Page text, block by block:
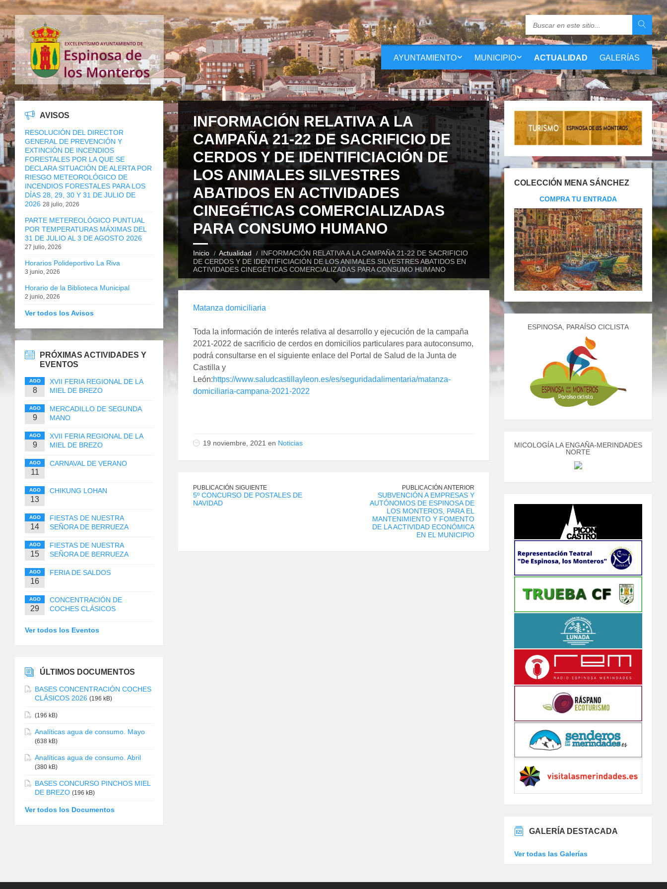
AYUNTAMIENTO MUNICIPIO ACTUALIDAD GALERÍAS
INFORMACIÓN RELATIVA A LA
CAMPAÑA 21-22 DE SACRIFICIO DE
CERDOS Y DE IDENTIFICIACIÓN DE
LOS ANIMALES SILVESTRES
ABATIDOS EN ACTIVIDADES
CINEGÉTICAS COMERCIALIZADAS
PARA CONSUMO HUMANO
Inicio Actualidad
INFORMACIÓN RELATIVA A LA CAMPAÑA 21-22 DE SACRIFICIO
DE CERDOS Y DE IDENTIFICIACIÓN DE LOS ANIMALES SILVESTRES ABATIDOS EN
ACTIVIDADES CINEGÉTICAS COMERCIALIZADAS PARA CONSUMO HUMANO
Matanza domiciliaria
Toda la información de interés relativa al desarrollo y ejecución de la campaña
2021-2022 de sacrificio de cerdos en domicilios particulares para autoconsumo,
podrá consultarse en el siguiente enlace del Portal de Salud de la Junta de
Castilla y
León:https://www.saludcastillayleon.es/es/seguridadalimentaria/matanza-
domiciliaria-campana-2021-2022
19 noviembre, 2021 en Noticias
PUBLICACIÓN SIGUIENTE
5º CONCURSO DE POSTALES DE
NAVIDAD
PUBLICACIÓN ANTERIOR
SUBVENCIÓN A EMPRESAS Y
AUTÓNOMOS DE ESPINOSA DE
LOS MONTEROS, PARA EL
MANTENIMIENTO Y FOMENTO
DE LA ACTIVIDAD ECONÓMICA
EN EL MUNICIPIO
AVISOS
RESOLUCIÓN DEL DIRECTOR
GENERAL DE PREVENCIÓN Y
EXTINCIÓN DE INCENDIOS
FORESTALES POR LA QUE SE
DECLARA SITUACIÓN DE ALERTA POR
RIESGO METEOROLÓGICO DE
INCENDIOS FORESTALES PARA LOS
DÍAS 28, 29, 30 Y 31 DE JULIO DE
2026 28 julio, 2026
PARTE METEREOLÓGICO PUNTUAL
POR TEMPERATURAS MÁXIMAS DEL
31 DE JULIO AL 3 DE AGOSTO 2026
27 julio, 2026
Horarios Polideportivo La Riva
3 junio, 2026
Horario de la Biblioteca Municipal
2 junio, 2026
Ver todos los Avisos
PRÓXIMAS ACTIVIDADES Y
EVENTOS
AGO
8
XVII FERIA REGIONAL DE LA
MIEL DE BREZO
AGO
9
MERCADILLO DE SEGUNDA
MANO
AGO
9
XVII FERIA REGIONAL DE LA
MIEL DE BREZO
AGO
11
CARNAVAL DE VERANO
AGO
13
CHIKUNG LOHAN
AGO
14
FIESTAS DE NUESTRA
SEÑORA DE BERRUEZA
AGO
15
FIESTAS DE NUESTRA
SEÑORA DE BERRUEZA
AGO
16
FERIA DE SALDOS
AGO
29
CONCENTRACIÓN DE
COCHES CLÁSICOS
Ver todos los Eventos
ÚLTIMOS DOCUMENTOS
BASES CONCENTRACIÓN COCHES
CLÁSICOS 2026 (196 kB)
(196 kB)
Analíticas agua de consumo. Mayo
(638 kB)
Analíticas agua de consumo. Abril
(380 kB)
BASES CONCURSO PINCHOS MIEL
DE BREZO (196 kB)
Ver todos los Documentos
COLECCIÓN MENA SÁNCHEZ
COMPRA TU ENTRADA
ESPINOSA, PARAÍSO CICLISTA
MICOLOGÍA LA ENGAÑA-MERINDADES
NORTE
GALERÍA DESTACADA
Ver todas las Galerías